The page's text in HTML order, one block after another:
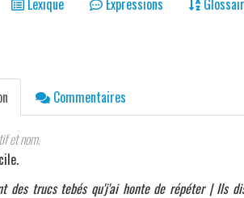
Lexique Expressions
Commentaires
et nom.
des trucs tebés qu'j'ai honte de répéter | Ils